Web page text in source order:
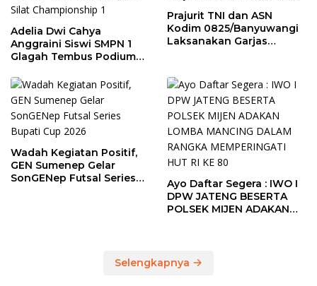
Adelia Dwi Cahya
Anggraini Siswi SMPN 1
Glagah Tembus Podium
Championship 1
Prajurit TNI dan ASN
Kodim 0825/Banyuwangi
Laksanakan Garjas
Wadah Kegiatan Positif,
GEN Sumenep Gelar
SonGENep Futsal Series
Ayo Daftar Segera : IWO I
DPW JATENG BESERTA
POLSEK MIJEN ADAKAN
Selengkapnya